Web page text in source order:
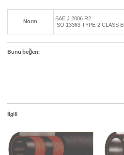
Norm
SAE J 2006 R2
ISO 13363 TYPE-2 CLASS B
Bunu beğen:
İlgili